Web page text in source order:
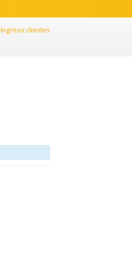
Ingreso clientes